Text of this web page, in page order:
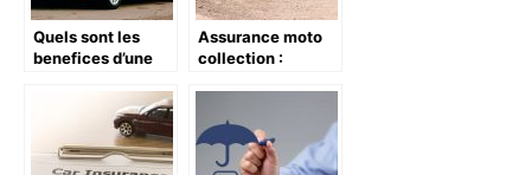
Quels sont les
benefices d’une
assurance auto ?
Assurance moto
collection :
pour conduire une
125 CC